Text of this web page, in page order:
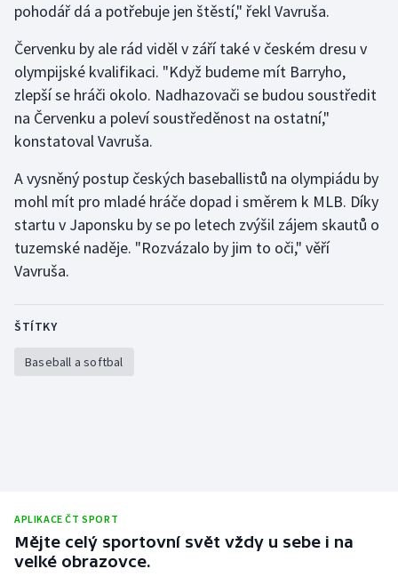
pohodář dá a potřebuje jen štěstí," řekl Vavruša.
Červenku by ale rád viděl v září také v českém dresu v
olympijské kvalifikaci. "Když budeme mít Barryho,
zlepší se hráči okolo. Nadhazovači se budou soustředit
na Červenku a poleví soustředěnost na ostatní,"
konstatoval Vavruša.
A vysněný postup českých baseballistů na olympiádu by
mohl mít pro mladé hráče dopad i směrem k MLB. Díky
startu v Japonsku by se po letech zvýšil zájem skautů o
tuzemské naděje. "Rozvázalo by jim to oči," věří
Vavruša.
ŠTÍTKY
Baseball a softbal
APLIKACE ČT SPORT
Mějte celý sportovní svět vždy u sebe i na
velké obrazovce.